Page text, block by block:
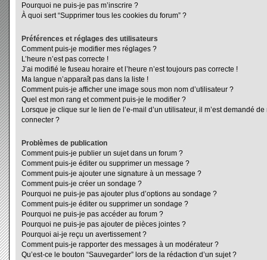
Pourquoi ne puis-je pas m’inscrire ?
À quoi sert “Supprimer tous les cookies du forum” ?
Préférences et réglages des utilisateurs
Comment puis-je modifier mes réglages ?
L’heure n’est pas correcte !
J’ai modifié le fuseau horaire et l’heure n’est toujours pas correcte !
Ma langue n’apparaît pas dans la liste !
Comment puis-je afficher une image sous mon nom d’utilisateur ?
Quel est mon rang et comment puis-je le modifier ?
Lorsque je clique sur le lien de l’e-mail d’un utilisateur, il m’est demandé de
connecter ?
Problèmes de publication
Comment puis-je publier un sujet dans un forum ?
Comment puis-je éditer ou supprimer un message ?
Comment puis-je ajouter une signature à un message ?
Comment puis-je créer un sondage ?
Pourquoi ne puis-je pas ajouter plus d’options au sondage ?
Comment puis-je éditer ou supprimer un sondage ?
Pourquoi ne puis-je pas accéder au forum ?
Pourquoi ne puis-je pas ajouter de pièces jointes ?
Pourquoi ai-je reçu un avertissement ?
Comment puis-je rapporter des messages à un modérateur ?
Qu’est-ce le bouton “Sauvegarder” lors de la rédaction d’un sujet ?